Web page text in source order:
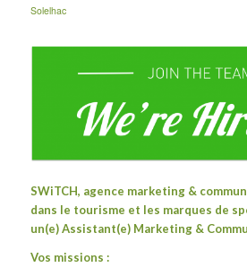
Solelhac
SWiTCH, agence marketing &
dans le tourisme et les marques de
un(e) Assistant(e) Marketing &
Vos missions :